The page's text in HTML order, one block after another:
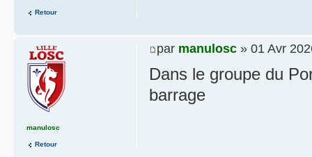
Retour
par manulosc » 01 Avr
Dans le groupe du
barrage
manulosc
Retour